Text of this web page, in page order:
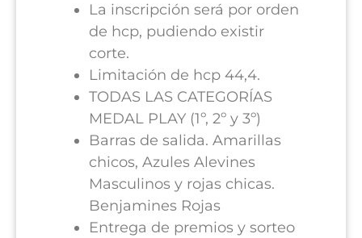
La inscripción será por orden
de hcp, pudiendo existir
corte.
Limitación de hcp 44,4.
TODAS LAS CATEGORÍAS
MEDAL PLAY (1º, 2º y 3º)
Barras de salida. Amarillas
chicos, Azules Alevines
Masculinos y rojas chicas.
Benjamines Rojas
Entrega de premios y sorteo